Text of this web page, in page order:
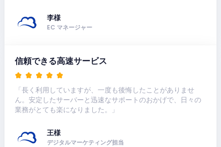
李様
EC マネージャー
信頼できる高速サービス
「長く利用していますが、一度も後悔したことがありませ
ん。安定したサーバーと迅速なサポートのおかげで、日々の
業務がとても楽になりました。」
王様
デジタルマーケティング担当